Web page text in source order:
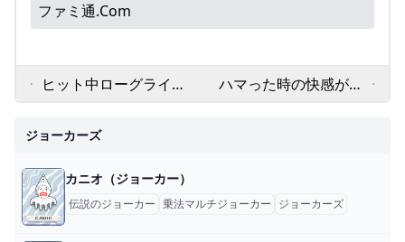
ファミ通.com
ヒット中ローグライト
ポーカー『Balatro』
開発者、「ポーカーは
ほとんどやらない」と
明かす。“わかりやす
いから”ポーカーにし
たと正直に告白 -
ハマった時の快感が心
地よくてついつい何度
「Balatro」プレイレ
ジョーカーズ
カニオ（ジョーカー）
伝説のジョーカー 乗法マルチジョーカー ジョーカーズ